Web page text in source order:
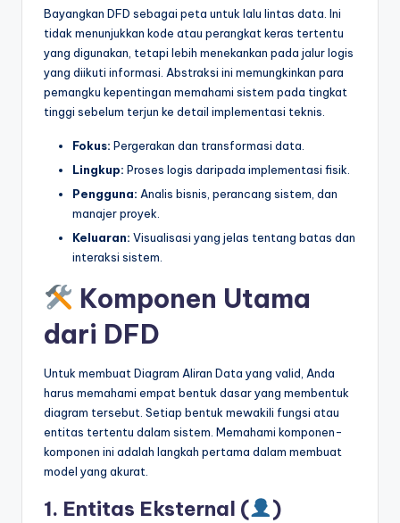
d
Bayangkan DFD sebagai peta untuk lalu lintas data. Ini
tidak menunjukkan kode atau perangkat keras tertentu
yang digunakan, tetapi lebih menekankan pada jalur logis
yang diikuti informasi. Abstraksi ini memungkinkan para
pemangku kepentingan memahami sistem pada tingkat
tinggi sebelum terjun ke detail implementasi teknis.
Fokus: Pergerakan dan transformasi data.
Lingkup: Proses logis daripada implementasi fisik.
Pengguna: Analis bisnis, perancang sistem, dan
manajer proyek.
Keluaran: Visualisasi yang jelas tentang batas dan
interaksi sistem.
Komponen Utama
dari DFD
Untuk membuat Diagram Aliran Data yang valid, Anda
harus memahami empat bentuk dasar yang membentuk
diagram tersebut. Setiap bentuk mewakili fungsi atau
entitas tertentu dalam sistem. Memahami komponen-
komponen ini adalah langkah pertama dalam membuat
model yang akurat.
1. Entitas Eksternal ( )